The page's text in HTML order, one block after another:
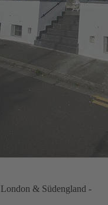
& Südengland -